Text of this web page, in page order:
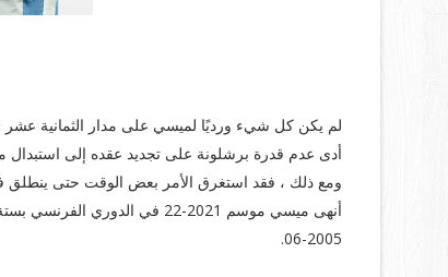
لم يكن كل شيء ورديًا لميسي على مدار الثمانية عشر
أدى عدم قدرة برشلونة على تجديد عقده إلى
ومع ذلك ، فقد استغرق الأمر بعض الوقت حتى ينطلق
أنهى ميسي موسم 2021-22 في
2005-06.